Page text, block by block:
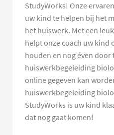
StudyWorks! Onze
uw kind te helpen bij het
het huiswerk. Met een
helpt onze coach uw kind
houden en nog éven door
huiswerkbegeleiding
online gegeven kan
huiswerkbegeleiding
StudyWorks is uw kind
dat nog gaat komen!